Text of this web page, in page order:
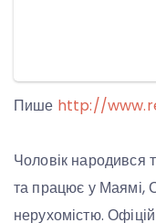
Пише http://
Чоловік народився
та працює у Маямі,
нерухомістю.